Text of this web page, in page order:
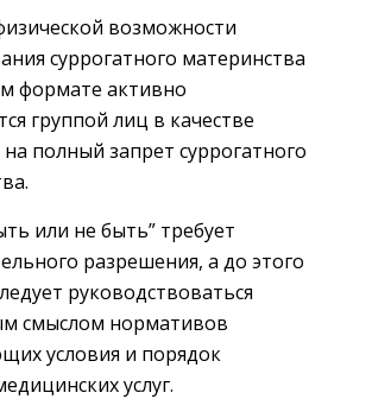
возможности
суррогатного материнства
формате активно
группой лиц в качестве
полный запрет суррогатного
или не быть” требует
разрешения, а до этого
руководствоваться
смыслом нормативов
условия и порядок
услуг.